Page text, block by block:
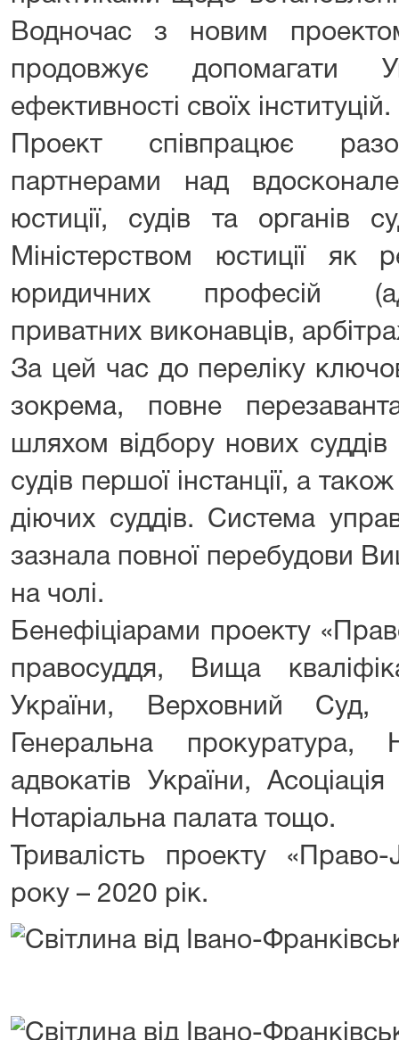
Водночас з новим
продовжує допомагати
ефективності своїх інституцій.
Проект співпрацює
партнерами над
юстиції, судів та органів
Міністерством юстиції як
юридичних професій
приватних виконавців,
За цей час до переліку
зокрема, повне
шляхом відбору нових
судів першої інстанції, а
діючих суддів. Система
зазнала повної перебудови
на чолі.
Бенефіціарами проекту
правосуддя, Вища
України, Верховний Суд,
Генеральна прокуратура,
адвокатів України,
Нотаріальна палата тощо.
Тривалість проекту
року – 2020 рік.